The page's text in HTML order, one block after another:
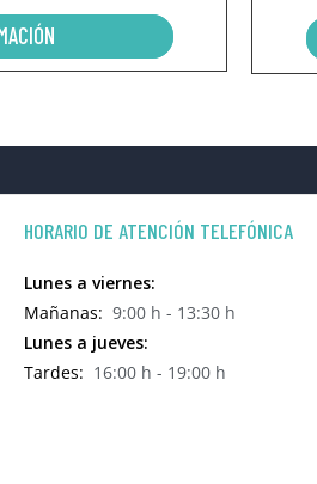
HORARIO DE ATENCIÓN TELEFÓNICA
Lunes a viernes:
Mañanas: 9:00 h - 13:30 h
Lunes a jueves:
Tardes: 16:00 h - 19:00 h